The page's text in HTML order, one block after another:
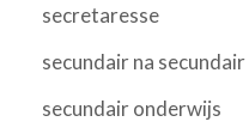
secretaresse
secundair na secundair
secundair onderwijs